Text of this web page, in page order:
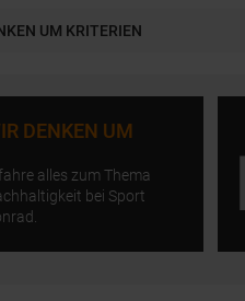
UM KRITERIEN
DENKEN UM
alles zum Thema
bei Sport